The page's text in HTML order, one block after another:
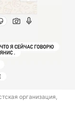
организация,